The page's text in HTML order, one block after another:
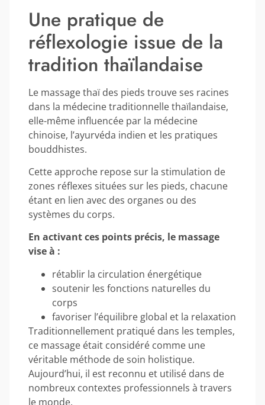
Une pratique de
réflexologie issue de la
tradition thaïlandaise
Le massage thaï des pieds trouve ses racines
dans la médecine traditionnelle thaïlandaise,
elle-même influencée par la médecine
chinoise, l’ayurvéda indien et les pratiques
bouddhistes.
Cette approche repose sur la stimulation de
zones réflexes situées sur les pieds, chacune
étant en lien avec des organes ou des
systèmes du corps.
En activant ces points précis, le massage
vise à :
rétablir la circulation énergétique
soutenir les fonctions naturelles du
corps
favoriser l’équilibre global et la relaxation
Traditionnellement pratiqué dans les temples,
ce massage était considéré comme une
véritable méthode de soin holistique.
Aujourd’hui, il est reconnu et utilisé dans de
nombreux contextes professionnels à travers
le monde.